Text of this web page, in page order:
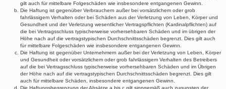
gilt auch für mittelbare Folgeschäden wie insbesondere entgangenen Gewinn.
Die Haftung ist gegenüber Verbrauchern außer bei vorsätzlichem oder grob
fahrlässigem Verhalten oder bei Schäden aus der Verletzung von Leben, Körper und
Gesundheit und der Verletzung wesentlicher Vertragspflichten (Kardinalpflichten) auf
die bei Vertragsschluss typischerweise vorhersehbaren Schäden und im übrigen der
Höhe nach auf die vertragstypischen Durchschnittsschäden begrenzt. Dies gilt auch
für mittelbare Folgeschäden wie insbesondere entgangenen Gewinn.
Die Haftung ist gegenüber Unternehmern außer bei der Verletzung von Leben, Körper
und Gesundheit oder vorsätzlichem oder grob fahrlässigem Verhalten des Betreibers
auf die bei Vertragsschluss typischerweise vorhersehbaren Schäden und im Übrigen
der Höhe nach auf die vertragstypischen Durchschnittsschäden begrenzt. Dies gilt
auch für mittelbare Schäden, insbesondere entgangenen Gewinn.
Die Haftungsbegrenzung der Absätze a bis c gilt sinngemäß auch zugunsten der